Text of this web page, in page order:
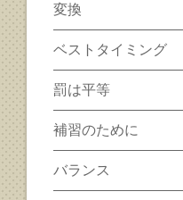
変換
ベストタイミング
罰は平等
補習のために
バランス